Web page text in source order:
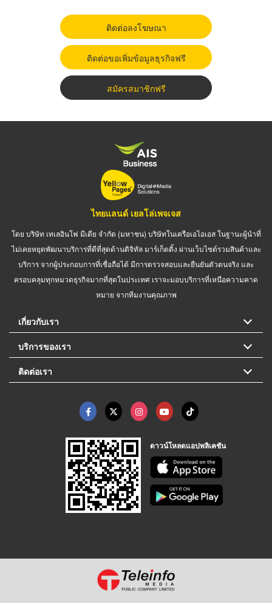
ติดต่อลงโฆษณา
ติดต่อขอเพิ่มข้อมูลธุรกิจฟรี
สมัครสมาชิกฟรี
ไทยแลนด์ เยลโล่เพจเจส
โดย บริษัท เทเลอินโฟ มีเดีย จำกัด (มหาชน) บริษัทในเครือเอไอเอส ในฐานะผู้นำที่
ไม่เคยหยุดพัฒนาบริการที่ดีที่สุดด้านดิจิทัล มาร์เก็ตติ้ง ผ่านเว็บไซต์รวมสินค้าและ
บริการ จากผู้ประกอบการที่เชื่อถือได้ มีการตรวจสอบและยืนยันตัวตนจริง และ
ครอบคลุมทุกหมวดธุรกิจมากที่สุดในประเทศ เราจะมอบบริการที่เหนือความคาด
หมาย จากทีมงานคุณภาพ
เกี่ยวกับเรา
บริการของเรา
ติดต่อเรา
ดาวน์โหลดแอปพลิเคชัน